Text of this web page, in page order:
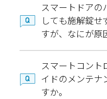
スマートドアの
しても施解錠せ
すが、なにが原
スマートコント
イドのメンテナ
すか。